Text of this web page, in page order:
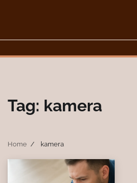
Tag: kamera
Home kamera